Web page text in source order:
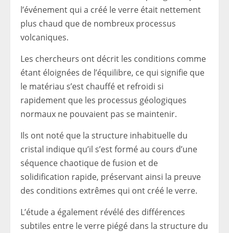
l’événement qui a créé le verre était nettement
plus chaud que de nombreux processus
volcaniques.
Les chercheurs ont décrit les conditions comme
étant éloignées de l’équilibre, ce qui signifie que
le matériau s’est chauffé et refroidi si
rapidement que les processus géologiques
normaux ne pouvaient pas se maintenir.
Ils ont noté que la structure inhabituelle du
cristal indique qu’il s’est formé au cours d’une
séquence chaotique de fusion et de
solidification rapide, préservant ainsi la preuve
des conditions extrêmes qui ont créé le verre.
L’étude a également révélé des différences
subtiles entre le verre piégé dans la structure du